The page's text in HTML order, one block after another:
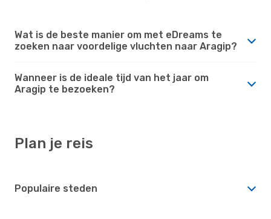
Wat is de beste manier om met eDreams te
zoeken naar voordelige vluchten naar Aragip?
Wanneer is de ideale tijd van het jaar om
Aragip te bezoeken?
Plan je reis
Populaire steden